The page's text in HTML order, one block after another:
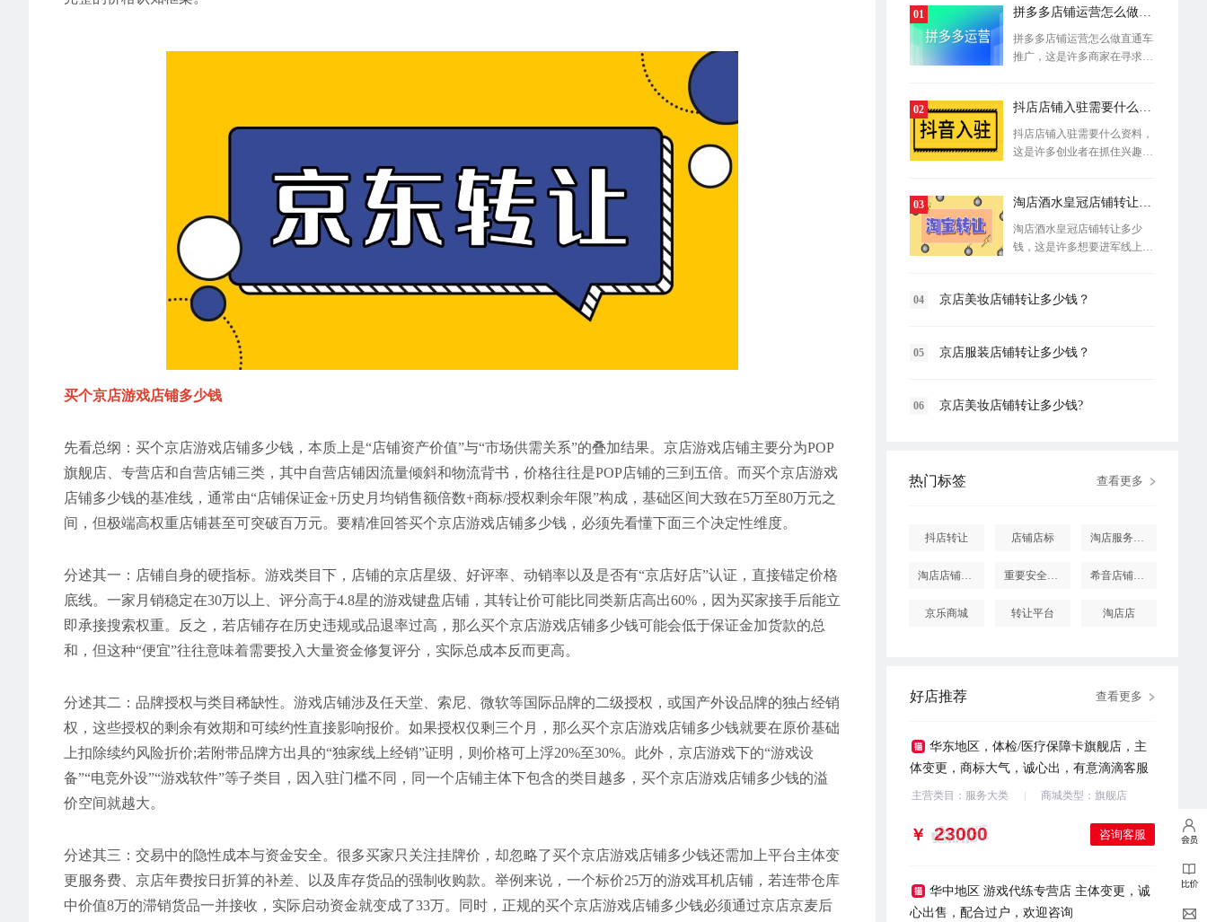
买个京店游戏店铺多少钱
先看总纲：买个京店游戏店铺多少钱，本质上是“店铺资产价值”与“市场供需关系”的叠加结果。京店游戏店铺主要分为POP
旗舰店、专营店和自营店铺三类，其中自营店铺因流量倾斜和物流背书，价格往往是POP店铺的三到五倍。而买个京店游戏
店铺多少钱的基准线，通常由“店铺保证金+历史月均销售额倍数+商标/授权剩余年限”构成，基础区间大致在5万至80万元之
间，但极端高权重店铺甚至可突破百万元。要精准回答买个京店游戏店铺多少钱，必须先看懂下面三个决定性维度。
分述其一：店铺自身的硬指标。游戏类目下，店铺的京店星级、好评率、动销率以及是否有“京店好店”认证，直接锚定价格
底线。一家月销稳定在30万以上、评分高于4.8星的游戏键盘店铺，其转让价可能比同类新店高出60%，因为买家接手后能立
即承接搜索权重。反之，若店铺存在历史违规或品退率过高，那么买个京店游戏店铺多少钱可能会低于保证金加货款的总
和，但这种“便宜”往往意味着需要投入大量资金修复评分，实际总成本反而更高。
分述其二：品牌授权与类目稀缺性。游戏店铺涉及任天堂、索尼、微软等国际品牌的二级授权，或国产外设品牌的独占经销
权，这些授权的剩余有效期和可续约性直接影响报价。如果授权仅剩三个月，那么买个京店游戏店铺多少钱就要在原价基础
上扣除续约风险折价;若附带品牌方出具的“独家线上经销”证明，则价格可上浮20%至30%。此外，京店游戏下的“游戏设
备”“电竞外设”“游戏软件”等子类目，因入驻门槛不同，同一个店铺主体下包含的类目越多，买个京店游戏店铺多少钱的溢
价空间就越大。
分述其三：交易中的隐性成本与资金安全。很多买家只关注挂牌价，却忽略了买个京店游戏店铺多少钱还需加上平台主体变
更服务费、京店年费按日折算的补差、以及库存货品的强制收购款。举例来说，一个标价25万的游戏耳机店铺，若连带仓库
中价值8万的滞销货品一并接收，实际启动资金就变成了33万。同时，正规的买个京店游戏店铺多少钱必须通过京店京麦后
01 拼多多店铺运营怎么做直通车推广
拼多多店铺运营怎么做直通车
推广，这是许多商家在寻求付
02 抖店店铺入驻需要什么资料？
抖店店铺入驻需要什么资料，
这是许多创业者在抓住兴趣电
03 淘店酒水皇冠店铺转让多少钱？
淘店酒水皇冠店铺转让多少
钱，这是许多想要进军线上酒
04 京店美妆店铺转让多少钱？
05 京店服装店铺转让多少钱？
06 京店美妆店铺转让多少钱?
热门标签 查看更多
抖店转让 店铺店标 淘店服务市场
淘店店铺怎么投诉 重要安全提醒 希音店铺购买
京乐商城 转让平台 淘店店
好店推荐 查看更多
华东地区，体检/医疗保障卡旗舰店，主
体变更，商标大气，诚心出，有意滴滴客服
主营类目：服务大类 商城类型：旗舰店
￥ 咨询客服
华中地区 游戏代练专营店 主体变更，诚
心出售，配合过户，欢迎咨询